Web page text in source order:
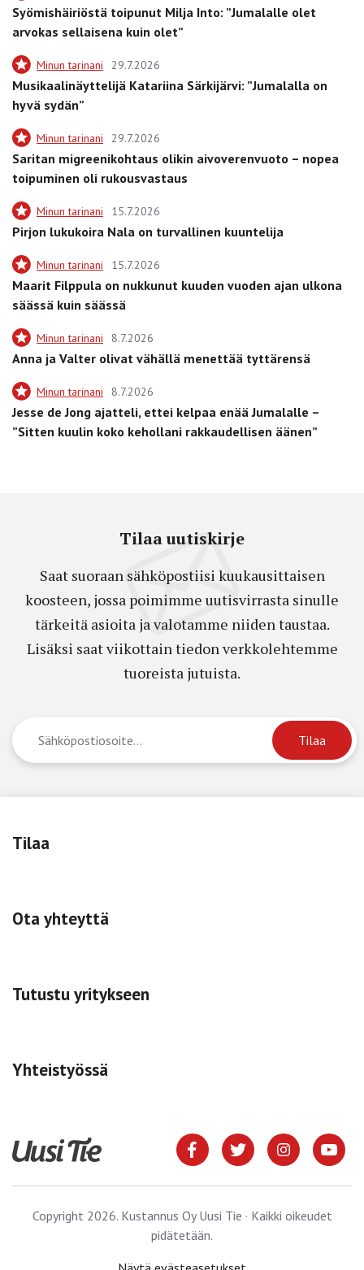
Syömishäiriöstä toipunut Milja Into: ”Jumalalle olet
arvokas sellaisena kuin olet”
Minun tarinani 29.7.2026
Musikaalinäyttelijä Katariina Särkijärvi: ”Jumalalla on
hyvä sydän”
Minun tarinani 29.7.2026
Saritan migreenikohtaus olikin aivoverenvuoto – nopea
toipuminen oli rukousvastaus
Minun tarinani 15.7.2026
Pirjon lukukoira Nala on turvallinen kuuntelija
Minun tarinani 15.7.2026
Maarit Filppula on nukkunut kuuden vuoden ajan ulkona
säässä kuin säässä
Minun tarinani 8.7.2026
Anna ja Valter olivat vähällä menettää tyttärensä
Minun tarinani 8.7.2026
Jesse de Jong ajatteli, ettei kelpaa enää Jumalalle –
”Sitten kuulin koko kehollani rakkaudellisen äänen”
Tilaa uutiskirje
Saat suoraan sähköpostiisi kuukausittaisen
koosteen, jossa poimimme uutisvirrasta sinulle
tärkeitä asioita ja valotamme niiden taustaa.
Lisäksi saat viikottain tiedon verkkolehtemme
tuoreista jutuista.
Tilaa
Ota yhteyttä
Tutustu yritykseen
Yhteistyössä
Copyright 2026. Kustannus Oy Uusi Tie · Kaikki oikeudet
pidätetään.